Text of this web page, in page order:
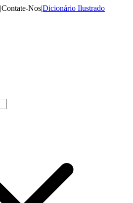
|Contate-Nos|Dicionário Ilustrado